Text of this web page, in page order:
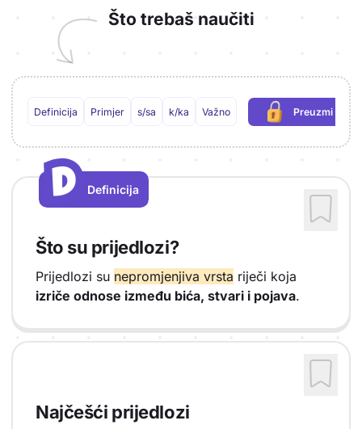
Što trebaš naučiti
Definicija Primjer s/sa k/ka Važno Preuzmi PDF
(potrebna
D
D
Definicija
Što su prijedlozi?
Prijedlozi su nepromjenjiva vrsta riječi koja
izriče odnose između bića, stvari i pojava.
Najčešći prijedlozi